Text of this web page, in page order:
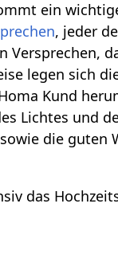
ein
, jeder
legen sich
Kund
Lichtes und
die guten
das